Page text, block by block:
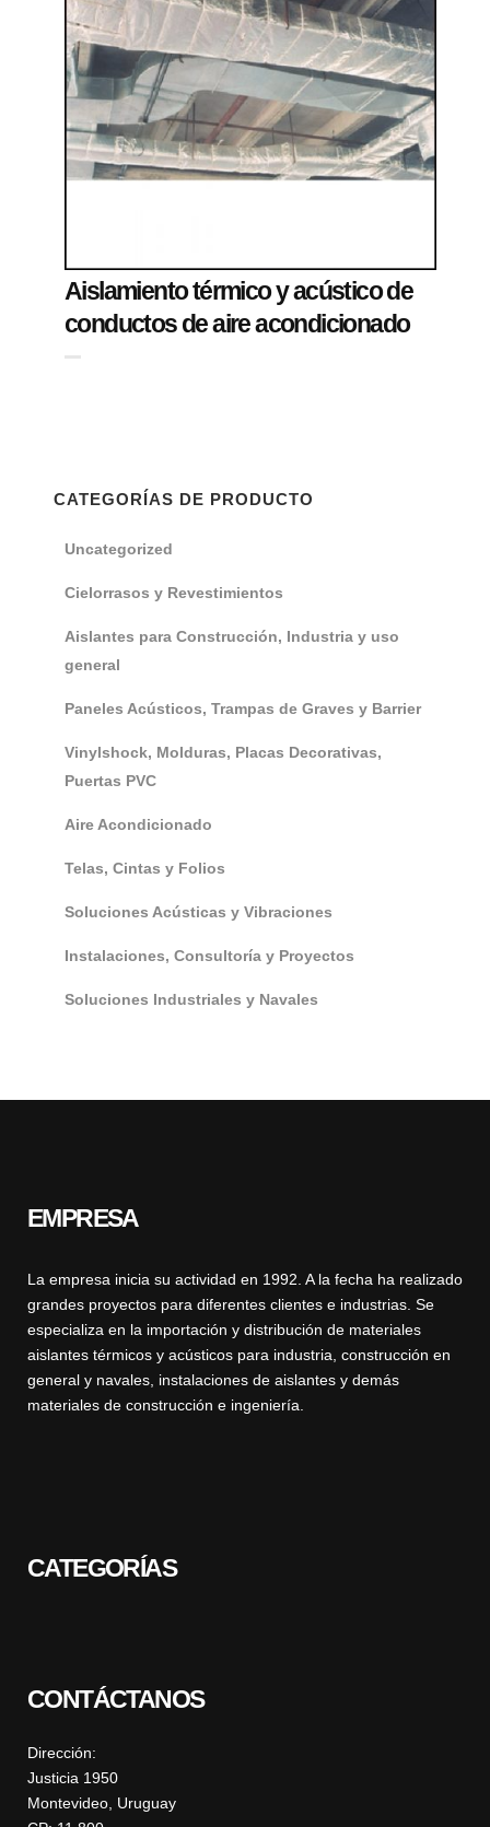
Aislamiento térmico y acústico de
conductos de aire acondicionado
CATEGORÍAS DE PRODUCTO
Uncategorized
Cielorrasos y Revestimientos
Aislantes para Construcción, Industria y uso
general
Paneles Acústicos, Trampas de Graves y Barrier
Vinylshock, Molduras, Placas Decorativas,
Puertas PVC
Aire Acondicionado
Telas, Cintas y Folios
Soluciones Acústicas y Vibraciones
Instalaciones, Consultoría y Proyectos
Soluciones Industriales y Navales
EMPRESA
La empresa inicia su actividad en 1992. A la fecha ha realizado
grandes proyectos para diferentes clientes e industrias. Se
especializa en la importación y distribución de materiales
aislantes térmicos y acústicos para industria, construcción en
general y navales, instalaciones de aislantes y demás
materiales de construcción e ingeniería.
CATEGORÍAS
CONTÁCTANOS
Dirección:
Justicia 1950
Montevideo, Uruguay